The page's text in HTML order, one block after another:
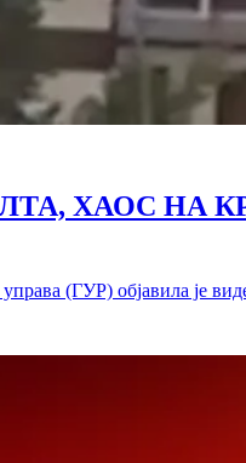
ХАОС НА
(ГУР) објавила је